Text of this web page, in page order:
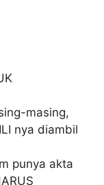
masing,
nya diambil
punya akta